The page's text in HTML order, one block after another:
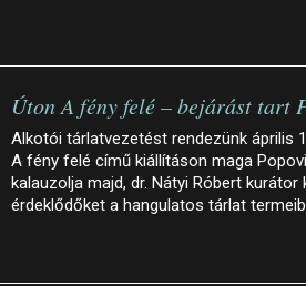
Úton A fény felé – bejárást tart
Alkotói tárlatvezetést rendezünk április
A fény felé című kiállításon maga
kalauzolja majd, dr. Nátyi Róbert
érdeklődőket a hangulatos tárlat